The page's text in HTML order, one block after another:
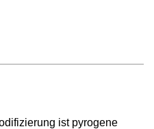
ist pyrogene